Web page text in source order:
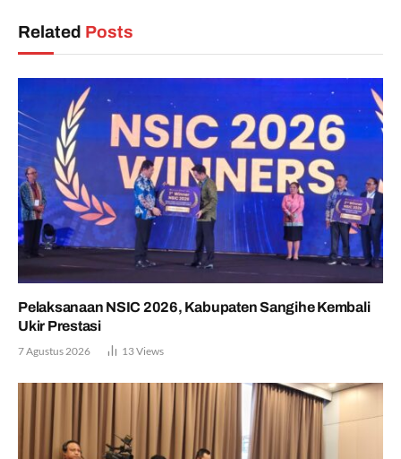
Related Posts
Pelaksanaan NSIC 2026, Kabupaten Sangihe Kembali
Ukir Prestasi
7 Agustus 2026 13Views